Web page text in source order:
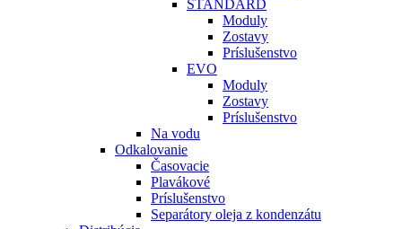
STANDARD
Moduly
Zostavy
Príslušenstvo
EVO
Moduly
Zostavy
Príslušenstvo
Na vodu
Odkalovanie
Časovacie
Plavákové
Príslušenstvo
Separátory oleja z kondenzátu